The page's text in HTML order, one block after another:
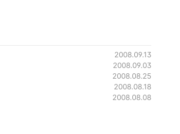
2008.09.13
2008.09.03
2008.08.25
2008.08.18
2008.08.08